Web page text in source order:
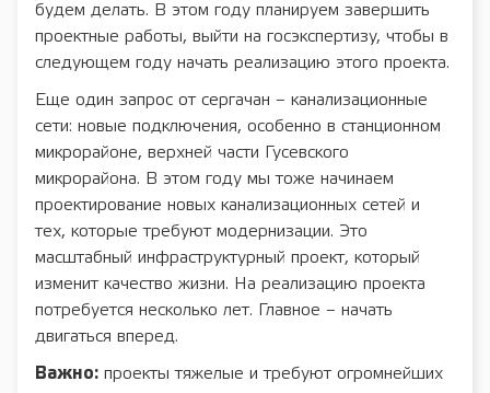
будем делать. В этом году планируем завершить
проектные работы, выйти на госэкспертизу, чтобы в
следующем году начать реализацию этого проекта.
Еще один запрос от сергачан – канализационные
сети: новые подключения, особенно в станционном
микрорайоне, верхней части Гусевского
микрорайона. В этом году мы тоже начинаем
проектирование новых канализационных сетей и
тех, которые требуют модернизации. Это
масштабный инфраструктурный проект, который
изменит качество жизни. На реализацию проекта
потребуется несколько лет. Главное – начать
двигаться вперед.
Важно: проекты тяжелые и требуют огромнейших